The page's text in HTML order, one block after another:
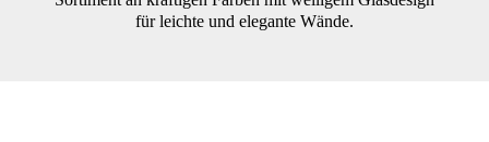
für leichte und elegante Wände.